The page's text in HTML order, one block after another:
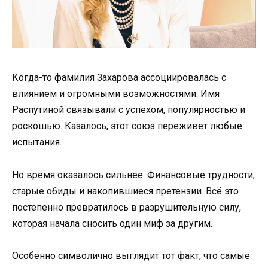
Когда-то фамилия Захарова ассоциировалась с
влиянием и огромными возможностями. Имя
Распутиной связывали с успехом, популярностью и
роскошью. Казалось, этот союз переживет любые
испытания.
Но время оказалось сильнее. Финансовые трудности,
старые обиды и накопившиеся претензии. Всё это
постепенно превратилось в разрушительную силу,
которая начала сносить один миф за другим.
Особенно символично выглядит тот факт, что самые